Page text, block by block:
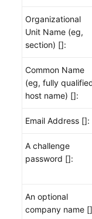
证
书
策
发
放
示
注
册
定
义
Organizational
Unit Name (eg,
section) []:
Common Name
(eg, fully
host name) []:
Email Address []:
A challenge
password []:
An optional
company name